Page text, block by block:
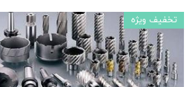
تخفیف ویژه